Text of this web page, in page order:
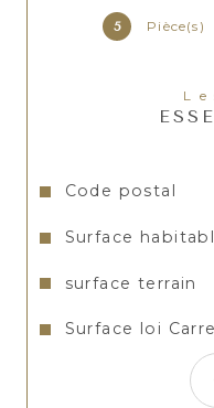
5 Pièce(s)
Caractéristiques Valeurs
Code postal
Surface
surface terrain
Surface loi
de
Arsitimmo !
investissement
Les informations sur